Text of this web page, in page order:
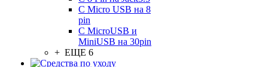
С Micro USB на 8
pin
С MicroUSB и
MiniUSB на 30pin
+ ЕЩЕ 6